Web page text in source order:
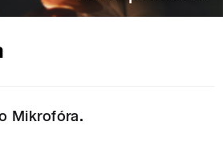
Mikrofóra.